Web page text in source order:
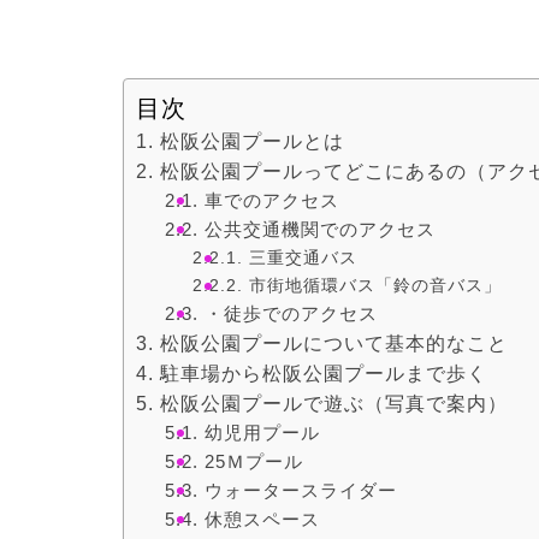
目次
松阪公園プールとは
松阪公園プールってどこにあるの（アク
車でのアクセス
公共交通機関でのアクセス
三重交通バス
市街地循環バス「鈴の音バス」
・徒歩でのアクセス
松阪公園プールについて基本的なこと
駐車場から松阪公園プールまで歩く
松阪公園プールで遊ぶ（写真で案内）
幼児用プール
25Ｍプール
ウォータースライダー
休憩スペース